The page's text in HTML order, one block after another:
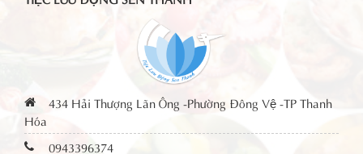
434 Hải Thượng Lãn Ông -Phường Đông Vệ -TP Thanh
Hóa
0943396374